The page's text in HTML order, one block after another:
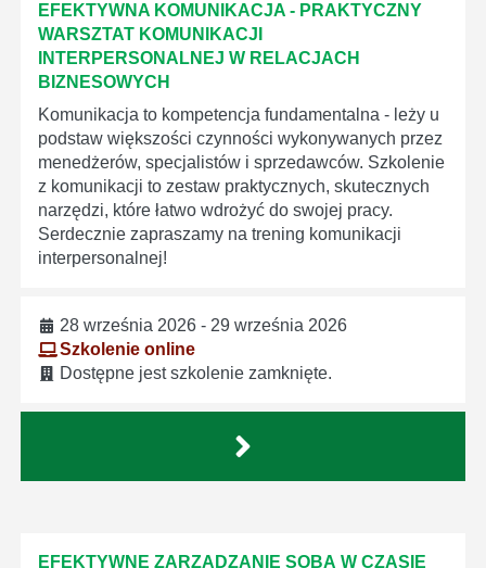
EFEKTYWNA KOMUNIKACJA - PRAKTYCZNY
WARSZTAT KOMUNIKACJI
INTERPERSONALNEJ W RELACJACH
BIZNESOWYCH
Komunikacja to kompetencja fundamentalna - leży u
podstaw większości czynności wykonywanych przez
menedżerów, specjalistów i sprzedawców. Szkolenie
z komunikacji to zestaw praktycznych, skutecznych
narzędzi, które łatwo wdrożyć do swojej pracy.
Serdecznie zapraszamy na trening komunikacji
interpersonalnej!
28 września 2026 - 29 września 2026
Szkolenie online
Dostępne jest szkolenie zamknięte.
EFEKTYWNE ZARZĄDZANIE SOBĄ W CZASIE